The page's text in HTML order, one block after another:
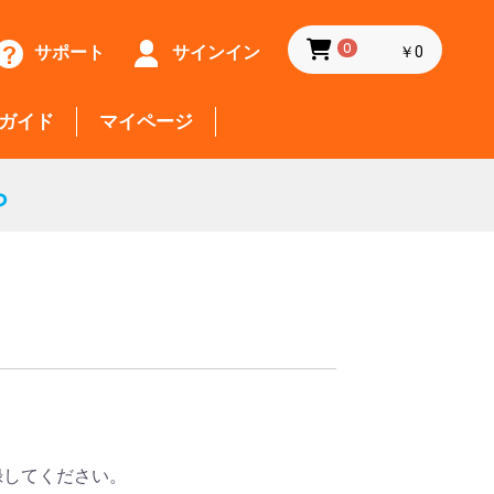
サポート サインイン 0 ￥0
イド マイページ
てください。